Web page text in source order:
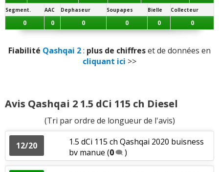
Fiabilité:2aiment
Segment. AAC Dephaseur Soupapes Bielle Collecteur
0 0 0 0 0 0
Fiabilité Qashqai 2: plus de chiffreset de données en
cliquant ici >>
Avis Qashqai 2 1.5 dCi 115 ch Diesel
(Tri par ordre de longueur de l'avis)
12/20
1.5 dCi 115 ch Qashqai 2020 buisness
bv manue (0 )